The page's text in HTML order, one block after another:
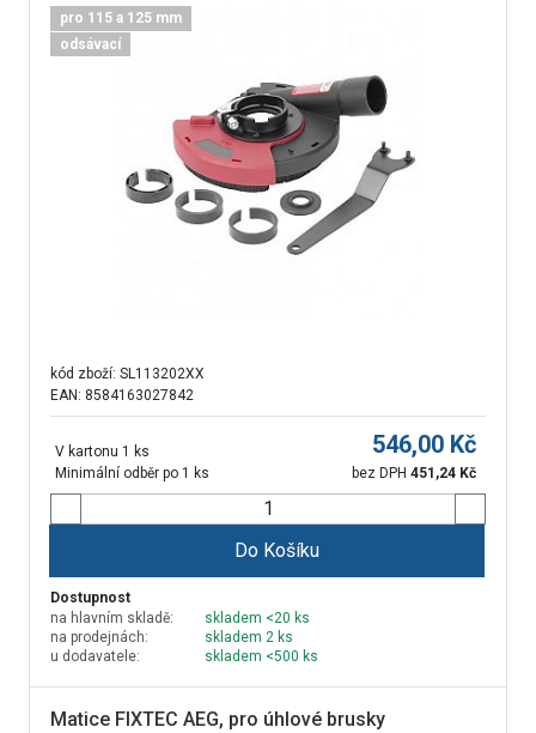
pro 115 a 125 mm
odsávací
kód zboží: SL113202XX
EAN: 8584163027842
V kartonu 1 ks
Minimální odběr po 1 ks
546,00 Kč
bez DPH 451,24 Kč
Do Košíku
Dostupnost
na hlavním skladě:
skladem <20 ks
na prodejnách:
skladem 2 ks
u dodavatele:
skladem <500 ks
Matice FIXTEC AEG, pro úhlové brusky